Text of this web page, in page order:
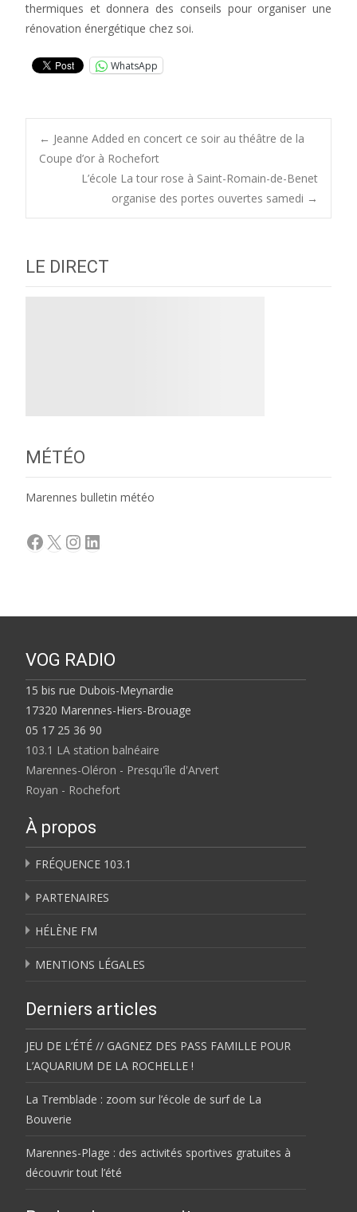
thermiques et donnera des conseils pour organiser une
rénovation énergétique chez soi.
WhatsApp
Post
navigation
← Jeanne Added en concert ce soir au théâtre de la
Coupe d’or à Rochefort
L’école La tour rose à Saint-Romain-de-Benet
organise des portes ouvertes samedi →
LE DIRECT
MÉTÉO
Marennes bulletin météo
Facebook
X Instagram
LinkedIn
VOG RADIO
15 bis rue Dubois-Meynardie
17320 Marennes-Hiers-Brouage
05 17 25 36 90
103.1 LA station balnéaire
Marennes-Oléron - Presqu'île d'Arvert
Royan - Rochefort
À propos
FRÉQUENCE 103.1
PARTENAIRES
HÉLÈNE FM
MENTIONS LÉGALES
Derniers articles
JEU DE L’ÉTÉ // GAGNEZ DES PASS FAMILLE POUR
L’AQUARIUM DE LA ROCHELLE !
La Tremblade : zoom sur l’école de surf de La
Bouverie
Marennes-Plage : des activités sportives gratuites à
découvrir tout l’été